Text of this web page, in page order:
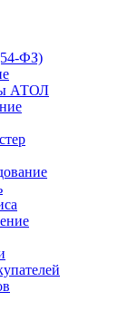
ФЗ)
АТОЛ